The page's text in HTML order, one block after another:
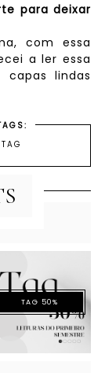
para deixar
com essa
a ler essa
lindas
TAG
TAG 50%